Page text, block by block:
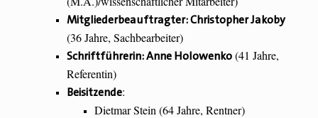
Mitgliederbeauftragter: Christopher Jakoby
(36 Jahre, Sachbearbeiter)
Schriftführerin: Anne Holowenko(41 Jahre,
Referentin)
Beisitzende:
Dietmar Stein (64 Jahre, Rentner)